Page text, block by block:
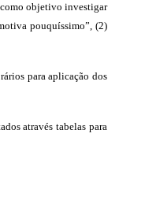
como objetivo investigar
pouquíssimo”, (2)
para aplicação dos
através tabelas para